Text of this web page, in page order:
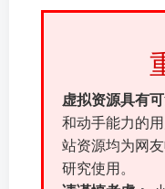
虚拟资源具有可
和动手能力的
站资源均为网
研究使用。